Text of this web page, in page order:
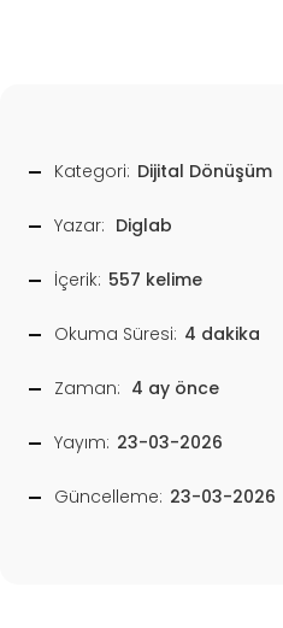
Kategori: Dijital Dönüşüm
Yazar: Diglab
İçerik: 557 kelime
Okuma Süresi: 4 dakika
Zaman: 4 ay önce
Yayım: 23-03-2026
Güncelleme: 23-03-2026